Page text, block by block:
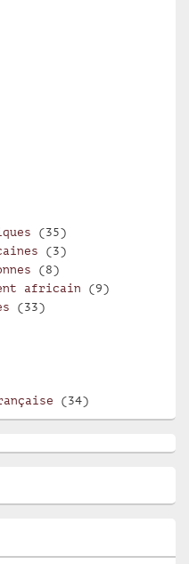
(35)
(3)
(8)
africain (9)
(33)
(34)